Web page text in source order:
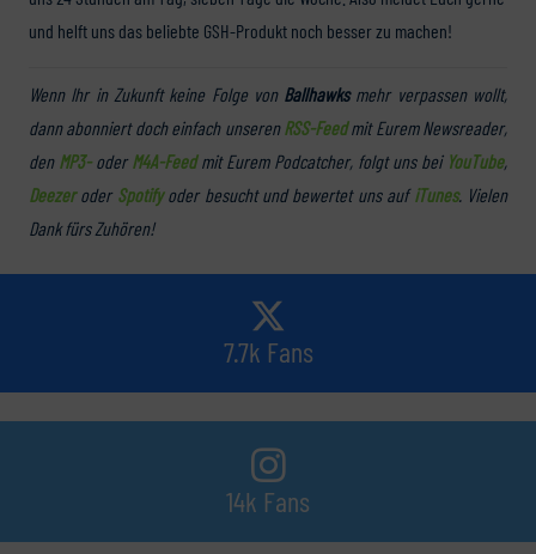
und helft uns das beliebte GSH-Produkt noch besser zu machen!
Wenn Ihr in Zukunft keine Folge von Ballhawksmehr verpassen wollt,
dann abonniert doch einfach unserenRSS-Feedmit Eurem Newsreader,
den MP3-oder M4A-Feedmit Eurem Podcatcher, folgt uns bei YouTube,
Deezeroder Spotifyoder besucht und bewertet uns aufiTunes. Vielen
Dank fürs Zuhören!
7.7k Fans
14k Fans